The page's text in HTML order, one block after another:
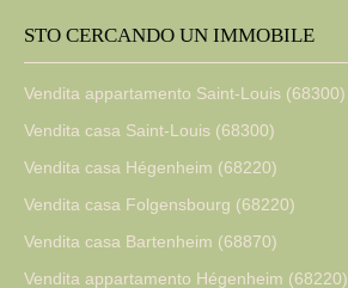
STO CERCANDO UN IMMOBILE
Vendita appartamento Saint-Louis (68300)
Vendita casa Saint-Louis (68300)
Vendita casa Hégenheim (68220)
Vendita casa Folgensbourg (68220)
Vendita casa Bartenheim (68870)
Vendita appartamento Hégenheim (68220)